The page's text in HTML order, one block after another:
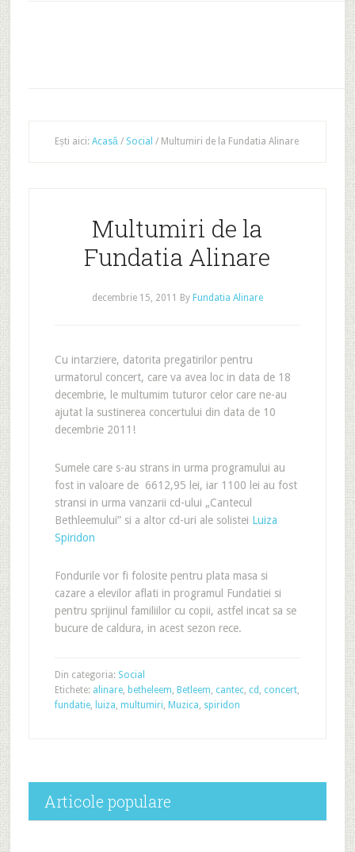
Ești aici: Acasă / Social /Multumiri de la Fundatia Alinare
Multumiri de la
Fundatia Alinare
decembrie 15, 2011 By Fundatia Alinare
Cu intarziere, datorita pregatirilor pentru
urmatorul concert, care va avea loc in data de 18
decembrie, le multumim tuturor celor care ne-au
ajutat la sustinerea concertului din data de 10
decembrie 2011!
Sumele care s-au strans in urma programului au
fost in valoare de 6612,95 lei, iar 1100 lei au fost
stransi in urma vanzarii cd-ului „Cantecul
Bethleemului” si a altor cd-uri ale solistei Luiza
Spiridon
Fondurile vor fi folosite pentru plata masa si
cazare a elevilor aflati in programul Fundatiei si
pentru sprijinul familiilor cu copii, astfel incat sa se
bucure de caldura, in acest sezon rece.
Din categoria: Social
Etichete: alinare, betheleem, Betleem, cantec, cd , concert,
fundatie, luiza, multumiri, Muzica, spiridon
Articole populare